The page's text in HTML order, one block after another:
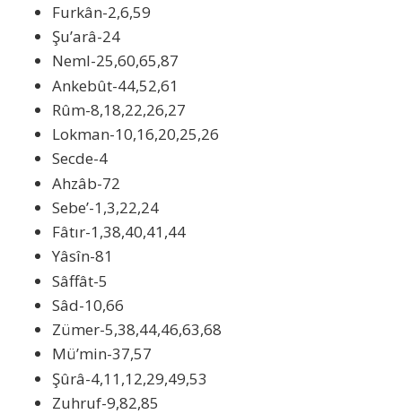
Furkân-2,6,59
Şu’arâ-24
Neml-25,60,65,87
Ankebût-44,52,61
Rûm-8,18,22,26,27
Lokman-10,16,20,25,26
Secde-4
Ahzâb-72
Sebe’-1,3,22,24
Fâtır-1,38,40,41,44
Yâsîn-81
Sâffât-5
Sâd-10,66
Zümer-5,38,44,46,63,68
Mü’min-37,57
Şûrâ-4,11,12,29,49,53
Zuhruf-9,82,85